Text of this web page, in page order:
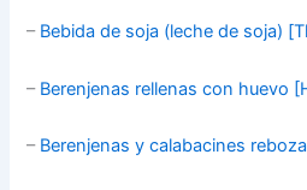
– Bebida de soja (leche de soja)
– Berenjenas rellenas con huevo
– Berenjenas y calabacines